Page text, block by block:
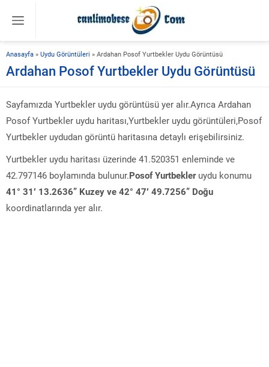
Anasayfa » Uydu Görüntüleri » Ardahan Posof Yurtbekler Uydu Görüntüsü
Ardahan Posof Yurtbekler Uydu Görüntüsü
Sayfamızda Yurtbekler uydu görüntüsü yer alır.Ayrıca Ardahan
Posof Yurtbekler uydu haritası,Yurtbekler uydu görüntüleri,Posof
Yurtbekler uydudan görüntü haritasına detaylı erişebilirsiniz.
Yurtbekler uydu haritası üzerinde 41.520351 enleminde ve
42.797146 boylamında bulunur.Posof Yurtbekleruydu konumu
41° 31′ 13.2636” Kuzey ve 42° 47′ 49.7256” Doğu
koordinatlarında yer alır.